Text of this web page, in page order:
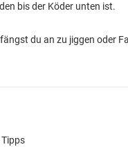
bis der Köder unten ist.
du an zu jiggen oder